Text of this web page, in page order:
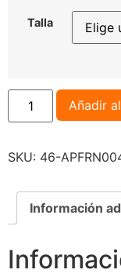
Talla
Añadir
SKU: 46-
Información